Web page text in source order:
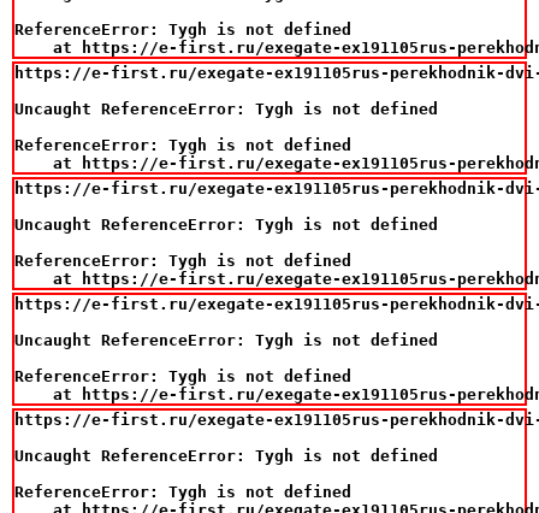
ReferenceError: Tygh is not defined
at https://e-first.ru/exegate-ex191105rus-
https://e-first.ru/exegate-ex191105rus-perekhodnik-dvi-
Uncaught ReferenceError: Tygh is not defined
ReferenceError: Tygh is not defined
at https://e-first.ru/exegate-ex191105rus-
https://e-first.ru/exegate-ex191105rus-perekhodnik-dvi-
Uncaught ReferenceError: Tygh is not defined
ReferenceError: Tygh is not defined
at https://e-first.ru/exegate-ex191105rus-
https://e-first.ru/exegate-ex191105rus-perekhodnik-dvi-
Uncaught ReferenceError: Tygh is not defined
ReferenceError: Tygh is not defined
at https://e-first.ru/exegate-ex191105rus-
https://e-first.ru/exegate-ex191105rus-perekhodnik-dvi-
Uncaught ReferenceError: Tygh is not defined
ReferenceError: Tygh is not defined